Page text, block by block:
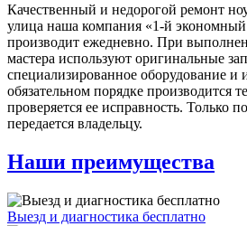
Качественный и недорогой ремонт
улица наша компания «1-й
производит ежедневно. При
мастера используют оригинальные
специализированное оборудование и
обязательном порядке производится
проверяется ее исправность. Только
передается владельцу.
Наши преимущества
Выезд и диагностика бесплатно